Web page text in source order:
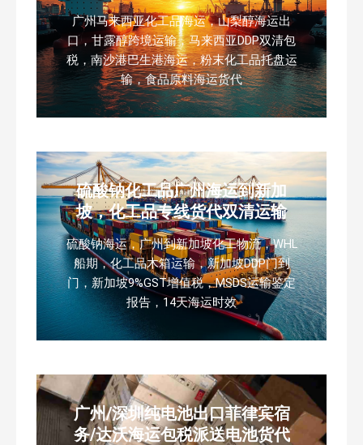
广州马来西亚化工品海运，山梨醇海运出
口，甘露醇跨境运输，马来西亚DDP双清包
税，南沙港巴生港海运，粉末化工品托盘运
输，食品原料海运货代
硫酸钠化工品广州海运到新加
坡，化工品专线货代双清运输
硫酸钠海运，广州到新加坡化工物流，WHL
船期，化工品木箱运输，新加坡DDP门到
门，新加坡9%GST增值税，MSDS运输鉴定
报告，14天海运时效
广州/深圳纯电池出口菲律宾宿
务/达沃海运包税派送电池货代